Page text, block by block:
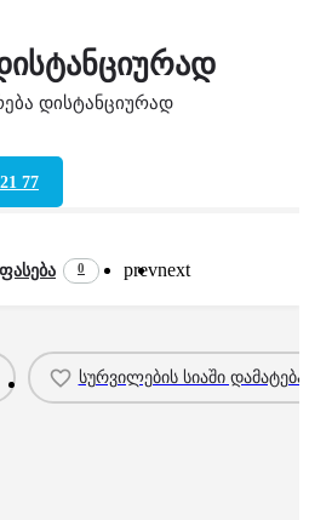
დისტანციურად
77
0 prevnext
სურვილების სიაში დამატება